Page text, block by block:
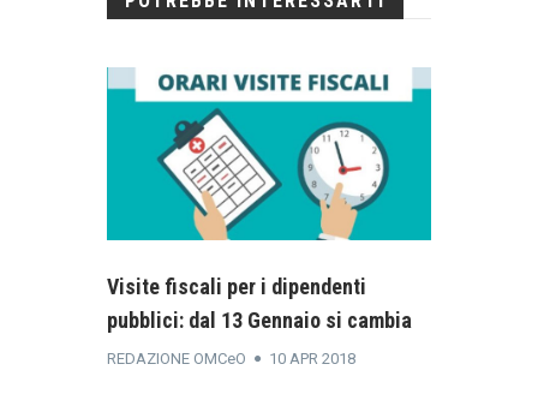
Visite fiscali per i dipendenti
pubblici: dal 13 Gennaio si cambia
REDAZIONE OMCeO 10 APR 2018